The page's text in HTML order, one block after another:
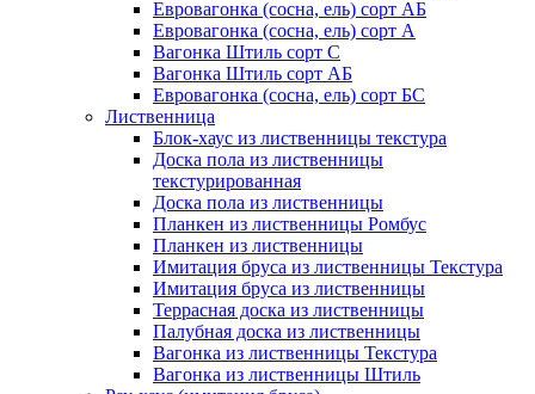
Евровагонка (сосна, ель) сорт АБ
Евровагонка (сосна, ель) сорт А
Вагонка Штиль сорт С
Вагонка Штиль сорт АБ
Евровагонка (сосна, ель) сорт БС
Лиственница
Блок-хаус из лиственницы текстура
Доска пола из лиственницы
текстурированная
Доска пола из лиственницы
Планкен из лиственницы Ромбус
Планкен из лиственницы
Имитация бруса из лиственницы Текстура
Имитация бруса из лиственницы
Террасная доска из лиственницы
Палубная доска из лиственницы
Вагонка из лиственницы Текстура
Вагонка из лиственницы Штиль